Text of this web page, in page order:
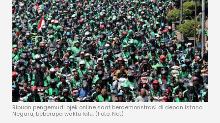
Ribuan pengemudi ojek online saat berdemonstrasi di depan Istana
Negara, beberapa waktu lalu. (Foto: Net)